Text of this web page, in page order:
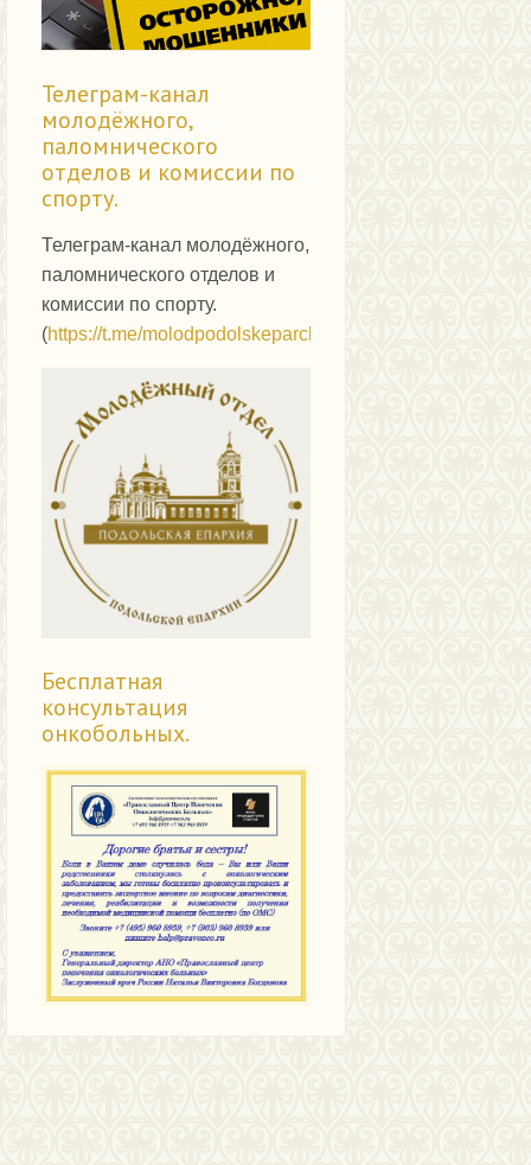
Телеграм-канал
молодёжного,
паломнического
отделов и комиссии по
спорту.
Телеграм-канал молодёжного,
паломнического отделов и
комиссии по спорту.
(https://t.me/molodpodolskeparch
Бесплатная
консультация
онкобольных.